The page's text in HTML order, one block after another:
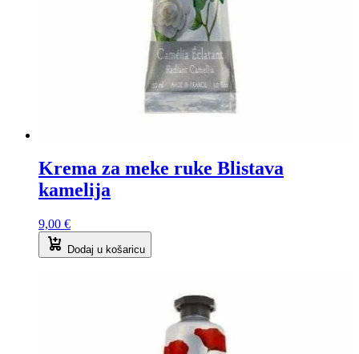
Krema za meke ruke Blistava
kamelija
9,00 €
Dodaj u košaricu